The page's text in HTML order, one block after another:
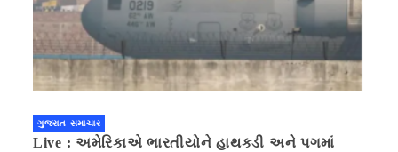
ગુજરાત સમાચાર
Live : અમેરિકાએ ભારતીયોને હાથકડી અને પગમાં